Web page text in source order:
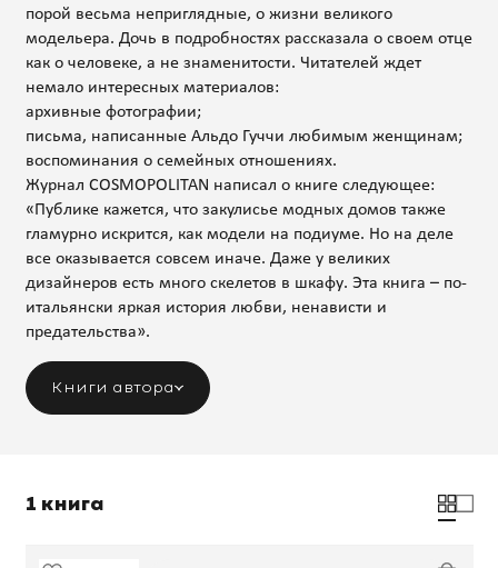
порой весьма неприглядные, о жизни великого
модельера. Дочь в подробностях рассказала о своем отце
как о человеке, а не знаменитости. Читателей ждет
немало интересных материалов:
архивные фотографии;
письма, написанные Альдо Гуччи любимым женщинам;
воспоминания о семейных отношениях.
Журнал COSMOPOLITAN написал о книге следующее:
«Публике кажется, что закулисье модных домов также
гламурно искрится, как модели на подиуме. Но на деле
все оказывается совсем иначе. Даже у великих
дизайнеров есть много скелетов в шкафу. Эта книга – по-
итальянски яркая история любви, ненависти и
предательства».
Книги автора
1 книга